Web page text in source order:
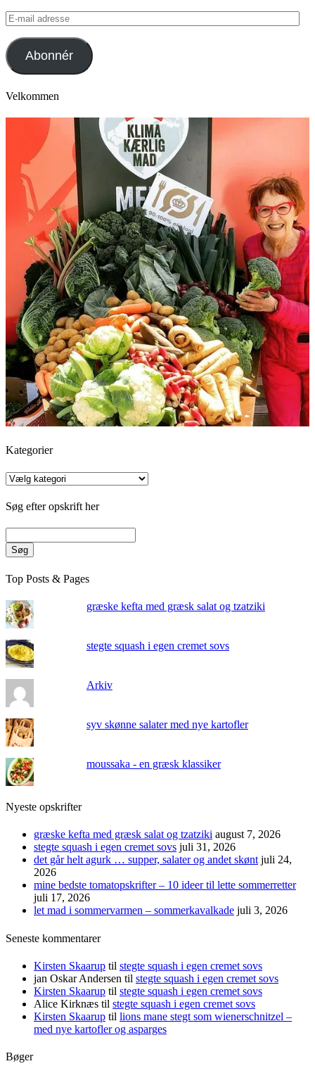
E-
mail
adresse
Abonnér
Velkommen
Kategorier
Kategorier
Søg efter opskrift her
Søg
Top Posts & Pages
græske kefta med græsk salat og tzatziki
stegte squash i egen cremet sovs
Arkiv
syv skønne salater med nye kartofler
moussaka - en græsk klassiker
Nyeste opskrifter
græske kefta med græsk salat og tzatziki august 7, 2026
stegte squash i egen cremet sovs juli 31, 2026
det går helt agurk … supper, salater og andet skønt juli 24,
2026
mine bedste tomatopskrifter – 10 ideer til lette sommerretter
juli 17, 2026
let mad i sommervarmen – sommerkavalkade juli 3, 2026
Seneste kommentarer
Kirsten Skaarup til stegte squash i egen cremet sovs
jan Oskar Andersen til stegte squash i egen cremet sovs
Kirsten Skaarup til stegte squash i egen cremet sovs
Alice Kirknæs til stegte squash i egen cremet sovs
Kirsten Skaarup til lions mane stegt som wienerschnitzel –
med nye kartofler og asparges
Bøger